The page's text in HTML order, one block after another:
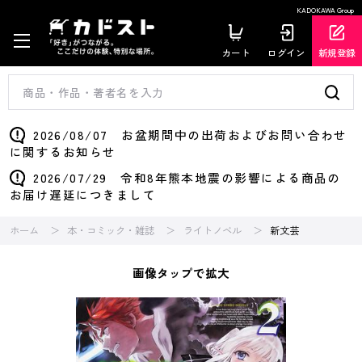
KADOKAWA Group
カート ログイン 新規登録
2026/08/07 お盆期間中の出荷およびお問い合わせ
に関するお知らせ
2026/07/29 令和8年熊本地震の影響による商品の
お届け遅延につきまして
ホーム 本・コミック・雑誌 ライトノベル 新文芸
画像タップで拡大